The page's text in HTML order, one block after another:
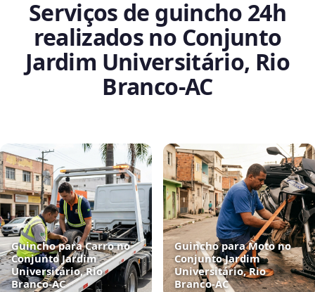
Serviços de guincho 24h
realizados no Conjunto
Jardim Universitário, Rio
Branco‑AC
Guincho para Carro no
Conjunto Jardim
Universitário, Rio
Branco‑AC
Guincho para Moto no
Conjunto Jardim
Universitário, Rio
Branco‑AC